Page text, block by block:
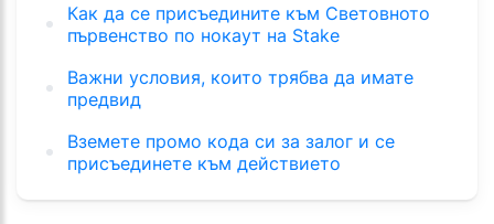
Как да се присъедините към Световното
първенство по нокаут на Stake
Важни условия, които трябва да имате
предвид
Вземете промо кода си за залог и се
присъединете към действието